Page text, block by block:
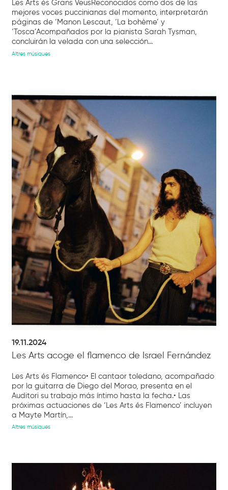
Les Arts és Grans VeusReconocidos como dos de las
mejores voces puccinianas del momento, interpretarán
páginas de ‘Manon Lescaut, ‘La bohème’ y
‘Tosca’Acompañados por la pianista Sarah Tysman,
concluirán la velada con una selección...
Altres músiques
19.11.2024
Les Arts acoge el flamenco de Israel Fernández
Les Arts és Flamenco• El cantaor toledano, acompañado
por la guitarra de Diego del Morao, presenta en el
Auditori su trabajo más íntimo hasta la fecha.• Las
próximas actuaciones de ‘Les Arts és Flamenco’ incluyen
a Mayte Martín,...
Altres músiques